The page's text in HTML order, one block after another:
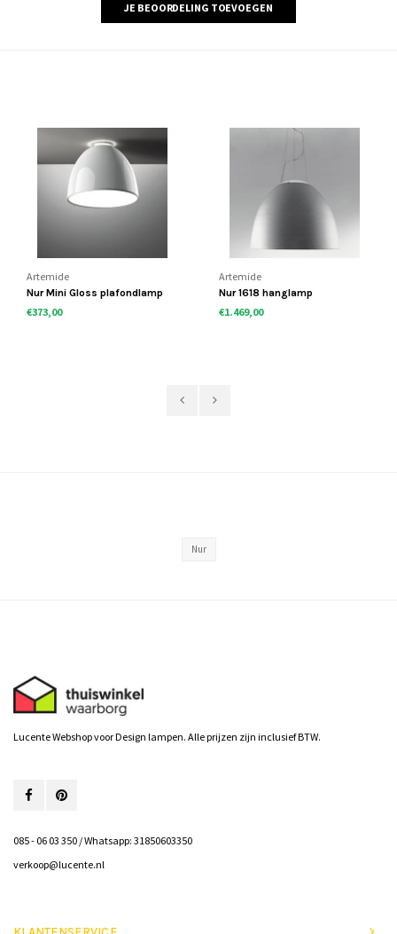
JE BEOORDELING TOEVOEGEN
Artemide
Nur Mini Gloss plafondlamp
€373,00
Artemide
Nur 1618 hanglamp
€1.469,00
Nur
Lucente Webshop voor Design lampen. Alle prijzen zijn inclusief BTW.
085 - 06 03 350 / Whatsapp: 31850603350
verkoop@lucente.nl